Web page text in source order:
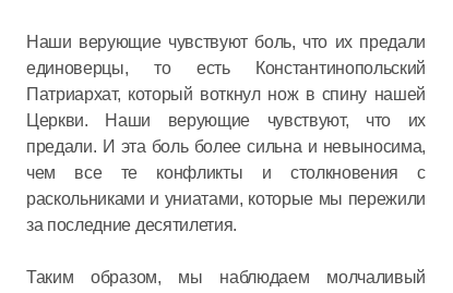
Наши верующие чувствуют боль, что их предали
единоверцы, то есть Константинопольский
Патриархат, который воткнул нож в спину нашей
Церкви. Наши верующие чувствуют, что их
предали. И эта боль более сильна и невыносима,
чем все те конфликты и столкновения с
раскольниками и униатами, которые мы пережили
за последние десятилетия.
Таким образом, мы наблюдаем молчаливый